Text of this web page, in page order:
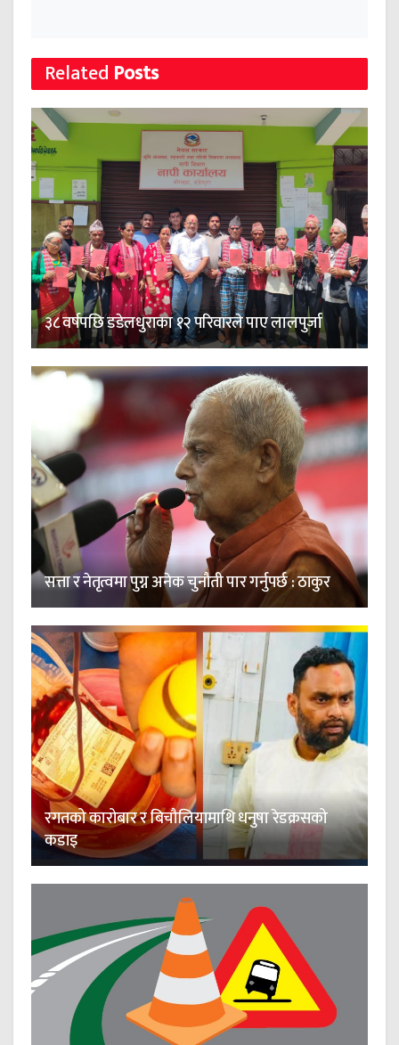
Related Posts
३८ वर्षपछि डडेलधुराका १२ परिवारले पाए लालपुर्जा
सत्ता र नेतृत्वमा पुग्न अनेक चुनौती पार गर्नुपर्छ : ठाकुर
रगतको कारोबार र बिचौलियामाथि धनुषा रेडक्रसको
कडाइ